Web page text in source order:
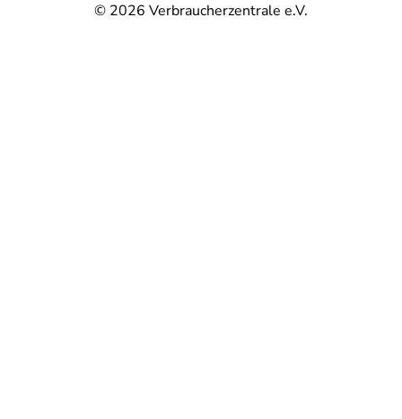
© 2026 Verbraucherzentrale e.V.